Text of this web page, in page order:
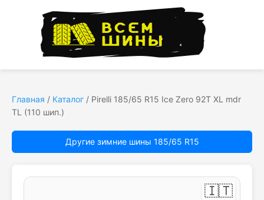
Главная / Каталог / Pirelli 185/65 R15 Ice Zero 92T XL mdr
TL (110 шип.)
Другие зимние шины 185/65 R15
🇮🇹